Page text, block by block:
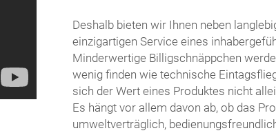
Deshalb bieten wir Ihnen neben
einzigartigen Service eines
Minderwertige Billigschnäppchen
wenig finden wie technische
sich der Wert eines Produktes nicht
Es hängt vor allem davon ab, ob das
umweltverträglich,